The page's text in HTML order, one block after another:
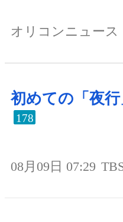
オリコンニュース
初めての「夜
178
08月09日 07:29